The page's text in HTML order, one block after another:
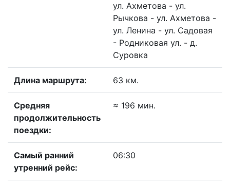
ул. Ахметова - ул.
Рычкова - ул. Ахметова -
ул. Ленина - ул. Садовая
- Родниковая ул. - д.
Суровка
Длина маршрута: 63 км.
Средняя
продолжительность
поездки:
≈ 196 мин.
Самый ранний
утренний рейс:
06:30